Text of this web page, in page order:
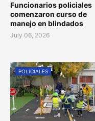
Funcionarios policiales
comenzaron curso de
manejo en blindados
July 06, 2026
POLICIALES